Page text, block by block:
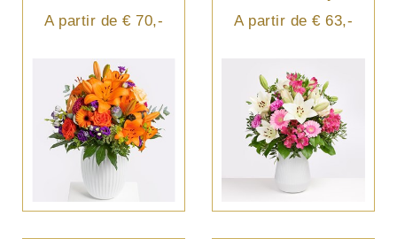
A partir de € 70,- A partir de € 63,-